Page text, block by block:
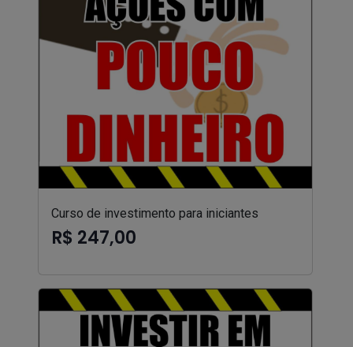
Curso de investimento para iniciantes
R$ 247,00